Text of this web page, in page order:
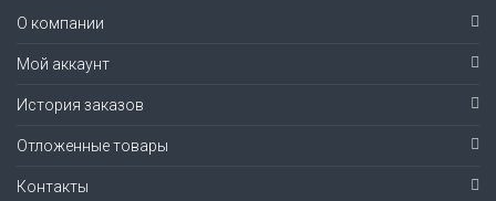
О компании
Мой аккаунт
История заказов
Отложенные товары
Контакты